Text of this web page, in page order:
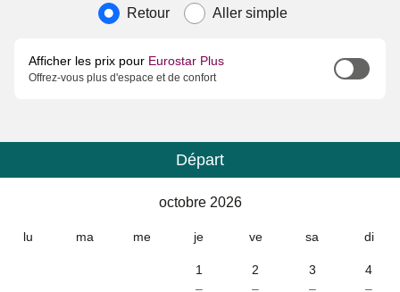
Type de voyage
Retour Aller simple
Afficher les prix pour Eurostar Plus
Offrez-vous plus d'espace et de confort
Calendrier
Départ
octobre 2026
lu ma me je ve sa di
1
–
2
–
3
–
4
–